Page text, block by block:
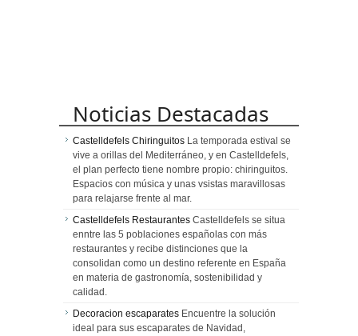
Noticias Destacadas
Castelldefels Chiringuitos La temporada estival se
vive a orillas del Mediterráneo, y en Castelldefels,
el plan perfecto tiene nombre propio: chiringuitos.
Espacios con música y unas vsistas maravillosas
para relajarse frente al mar.
Castelldefels Restaurantes Castelldefels se situa
enntre las 5 poblaciones españolas con más
restaurantes y recibe distinciones que la
consolidan como un destino referente en España
en materia de gastronomía, sostenibilidad y
calidad.
Decoracion escaparates Encuentre la solución
ideal para sus escaparates de Navidad,